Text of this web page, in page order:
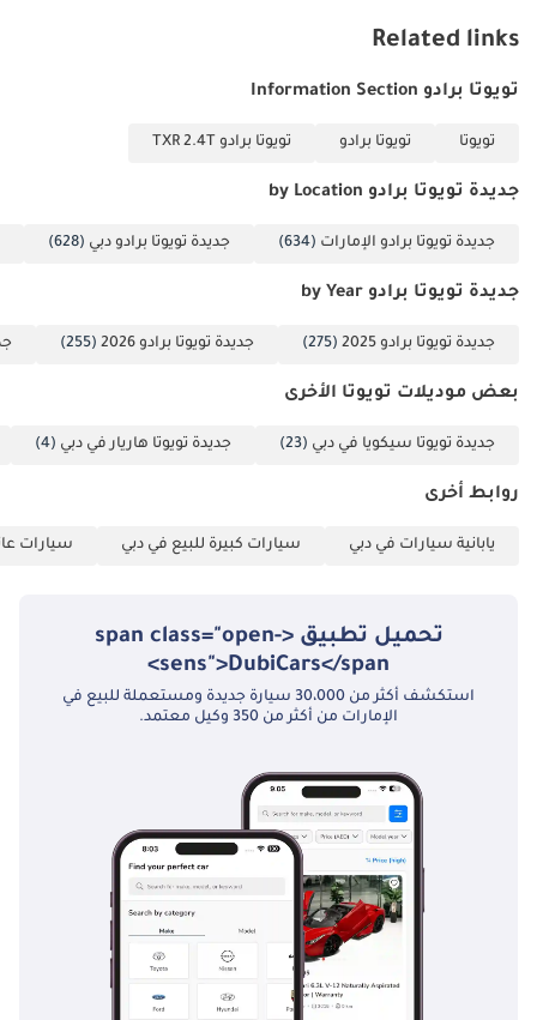
السيارات والبحث عن
-------------------------------
----------- لمزيد من
نعمان على الرقم ------
-------------------------------
دوكامز، سوق
المستعملة، صالات
"الأسعار قابلة للتغيير
Related links
تويوتا برادو Information Section
تويوتا تويوتا برادو تويوتا برادو TXR 2.4T
جديدة تويوتا برادو by Location
جديدة تويوتا برادو الإمارات (634) جديدة تويوتا برادو دبي (628)
جديدة تويوتا برادو by Year
جديدة تويوتا برادو 2025 (275) جديدة تويوتا برادو 2026 (255)
بعض موديلات تويوتا الأخرى
جديدة تويوتا سيكويا في دبي (23) جديدة تويوتا هاريار في دبي (4)
روابط أخرى
يابانية سيارات في دبي سيارات كبيرة للبيع في دبي سيارات
تحميل تطبيق <span class="open-
sens">DubiCars</span>
استكشف أكثر من 30،000 سيارة جديدة ومستعملة للبيع في
الإمارات من أكثر من 350 وكيل معتمد.